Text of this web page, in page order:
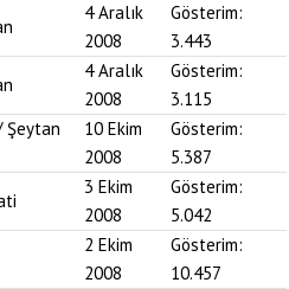
4 Aralık
2008
Gösterim:
3.443
4 Aralık
2008
Gösterim:
3.115
Şeytan
10 Ekim
2008
Gösterim:
5.387
3 Ekim
2008
Gösterim:
5.042
2 Ekim
2008
Gösterim:
10.457